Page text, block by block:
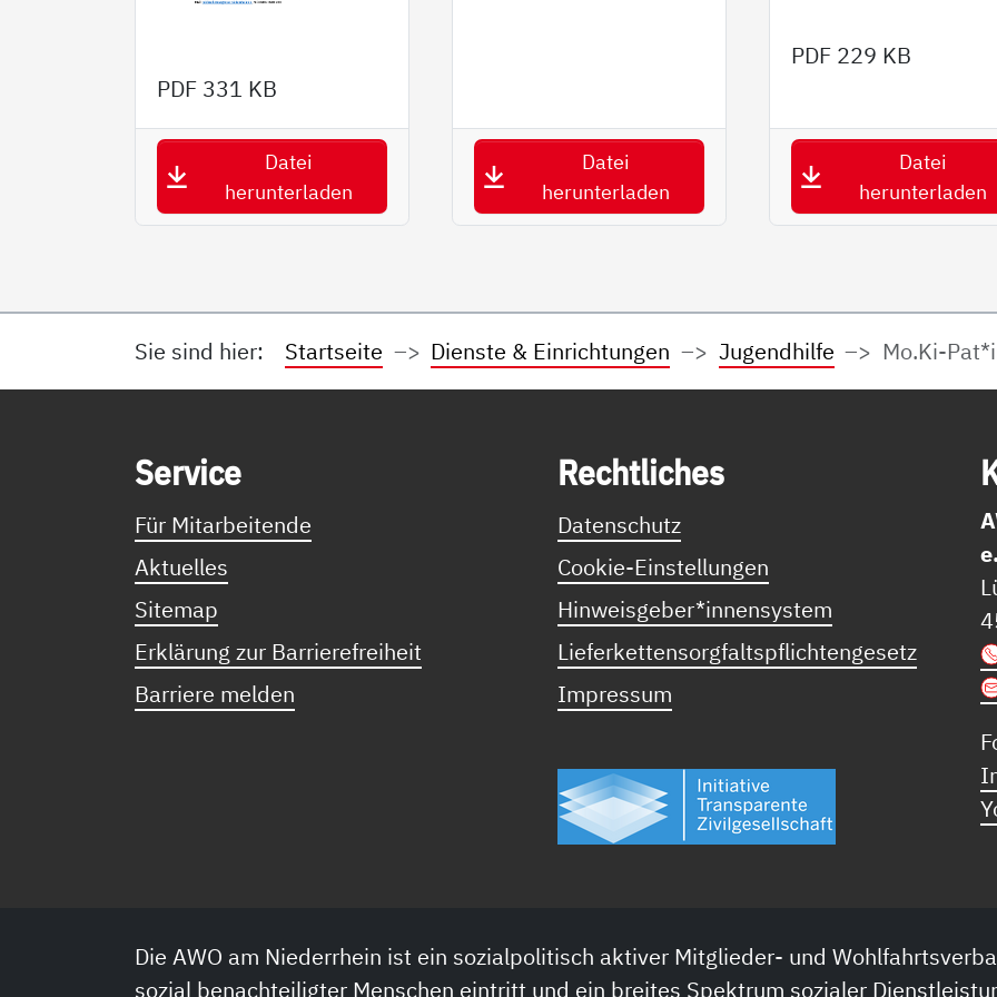
PDF 331 KB
Datei
herunterladen
Datei
herunterladen
PDF 229 KB
Datei
herunterladen
Sie sind hier: Startseite Dienste & Einrichtungen Jugendhilfe Mo.Ki-
Ser­vice
Für Mitarbeitende
Aktuelles
Sitemap
Erklärung zur Barrierefreiheit
Barriere melden
Recht­li­ches
Datenschutz
Cookie-Einstellungen
Hinweisgeber*innensystem
Lieferkettensorgfaltspflichtengesetz
Impressum
Die AWO am Niederrhein ist ein sozialpolitisch aktiver Mitglieder- und
sozial benachteiligter Menschen eintritt und ein breites Spektrum sozialer